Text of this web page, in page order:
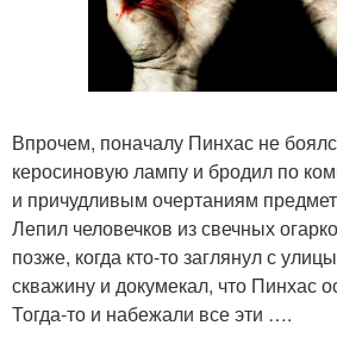
Впрочем, поначалу Пинхас не
керосиновую лампу и бродил по
и причудливым очертаниям
Лепил человечков из свечных
позже, когда кто-то заглянул с
скважину и докумекал, что Пинхас
Тогда-то и набежали все эти ….